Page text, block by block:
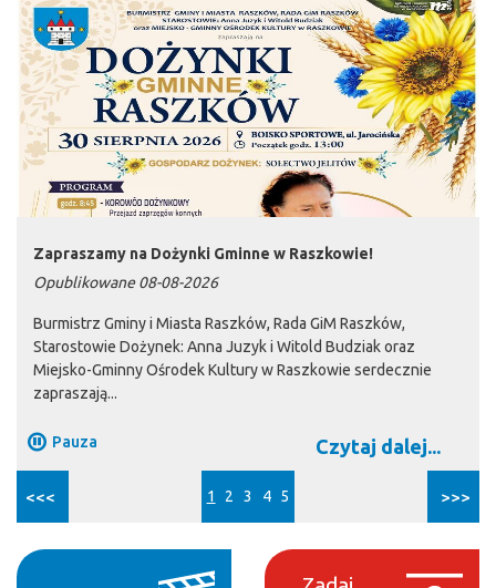
Zapraszamy na Dożynki Gminne w Raszkowie!
Opublikowane 08-08-2026
Burmistrz Gminy i Miasta Raszków, Rada GiM Raszków,
Starostowie Dożynek: Anna Juzyk i Witold Budziak oraz
Miejsko-Gminny Ośrodek Kultury w Raszkowie serdecznie
zapraszają...
Czytaj dalej...
Pauza
1 2 3 4 5
<<< >>>